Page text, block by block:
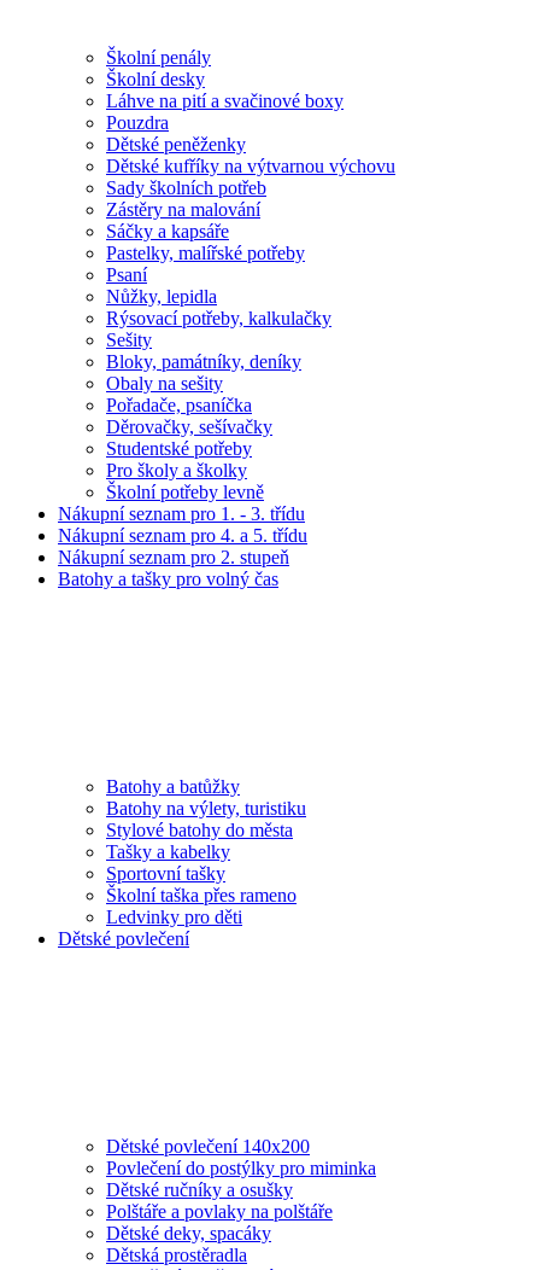
Školní penály
Školní desky
Láhve na pití a svačinové boxy
Pouzdra
Dětské peněženky
Dětské kufříky na výtvarnou výchovu
Sady školních potřeb
Zástěry na malování
Sáčky a kapsáře
Pastelky, malířské potřeby
Psaní
Nůžky, lepidla
Rýsovací potřeby, kalkulačky
Sešity
Bloky, památníky, deníky
Obaly na sešity
Pořadače, psaníčka
Děrovačky, sešívačky
Studentské potřeby
Pro školy a školky
Školní potřeby levně
Nákupní seznam pro 1. - 3. třídu
Nákupní seznam pro 4. a 5. třídu
Nákupní seznam pro 2. stupeň
Batohy a tašky pro volný čas
Batohy a batůžky
Batohy na výlety, turistiku
Stylové batohy do města
Tašky a kabelky
Sportovní tašky
Školní taška přes rameno
Ledvinky pro děti
Dětské povlečení
Dětské povlečení 140x200
Povlečení do postýlky pro miminka
Dětské ručníky a osušky
Polštáře a povlaky na polštáře
Dětské deky, spacáky
Dětská prostěradla